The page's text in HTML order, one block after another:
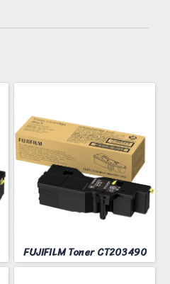
FUJIFILM Toner CT203490